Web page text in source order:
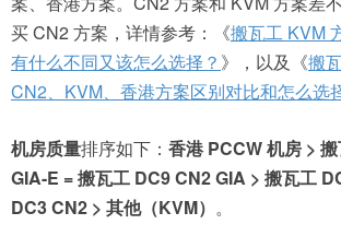
买 CN2 方案，详情参考：《搬瓦工 KVM
有什么不同又该怎么选择？ 》，以及《搬
CN2、KVM、香港方案区别对比和怎么选
机房质量排序如下： 香港 PCCW 机房 >
GIA-E = 搬瓦工 DC9 CN2 GIA > 搬瓦工
DC3 CN2 > 其他（KVM） 。